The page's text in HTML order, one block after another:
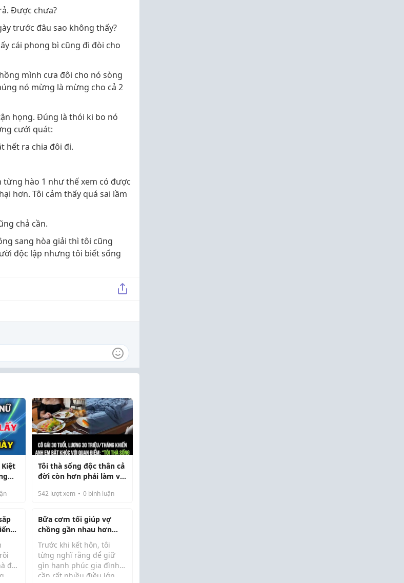
Được chưa?
trước đâu sao không thấy?
cái phong bì cũng đi đòi cho
mình cưa đôi cho nó sòng
nó mừng là mừng cho cả 2
họng. Đúng là thói ki bo nó
cưới quát:
hết ra chia đôi đi.
từng hào 1 như thế xem có được
hơn. Tôi cảm thấy quá sai lầm
chả cần.
sang hòa giải thì tôi cũng
độc lập nhưng tôi biết sống
Kiệt
Tôi thà sống độc thân cả
đời còn hơn phải làm vợ
tháng chưa tới 30 triệu
542 lượt xem 0bình luận
để
Bữa cơm tối giúp vợ
chồng gần nhau hơn
như thế nào?
Trước khi kết hôn, tôi
từng nghĩ rằng để giữ
gìn hạnh phúc gia đình
cần rất nhiều điều lớn